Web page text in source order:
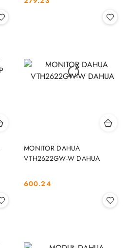
Cena:
MONITOR DAHUA
VTH2622GW-W DAHUA
Cena:
600.24